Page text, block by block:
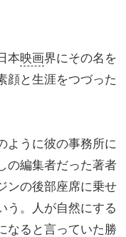
本映画界にその名を
顔と生涯をつづった
ように彼の事務所に
の編集者だった著者
ンの後部座席に乗せ
う。人が自然にする
なると言っていた勝